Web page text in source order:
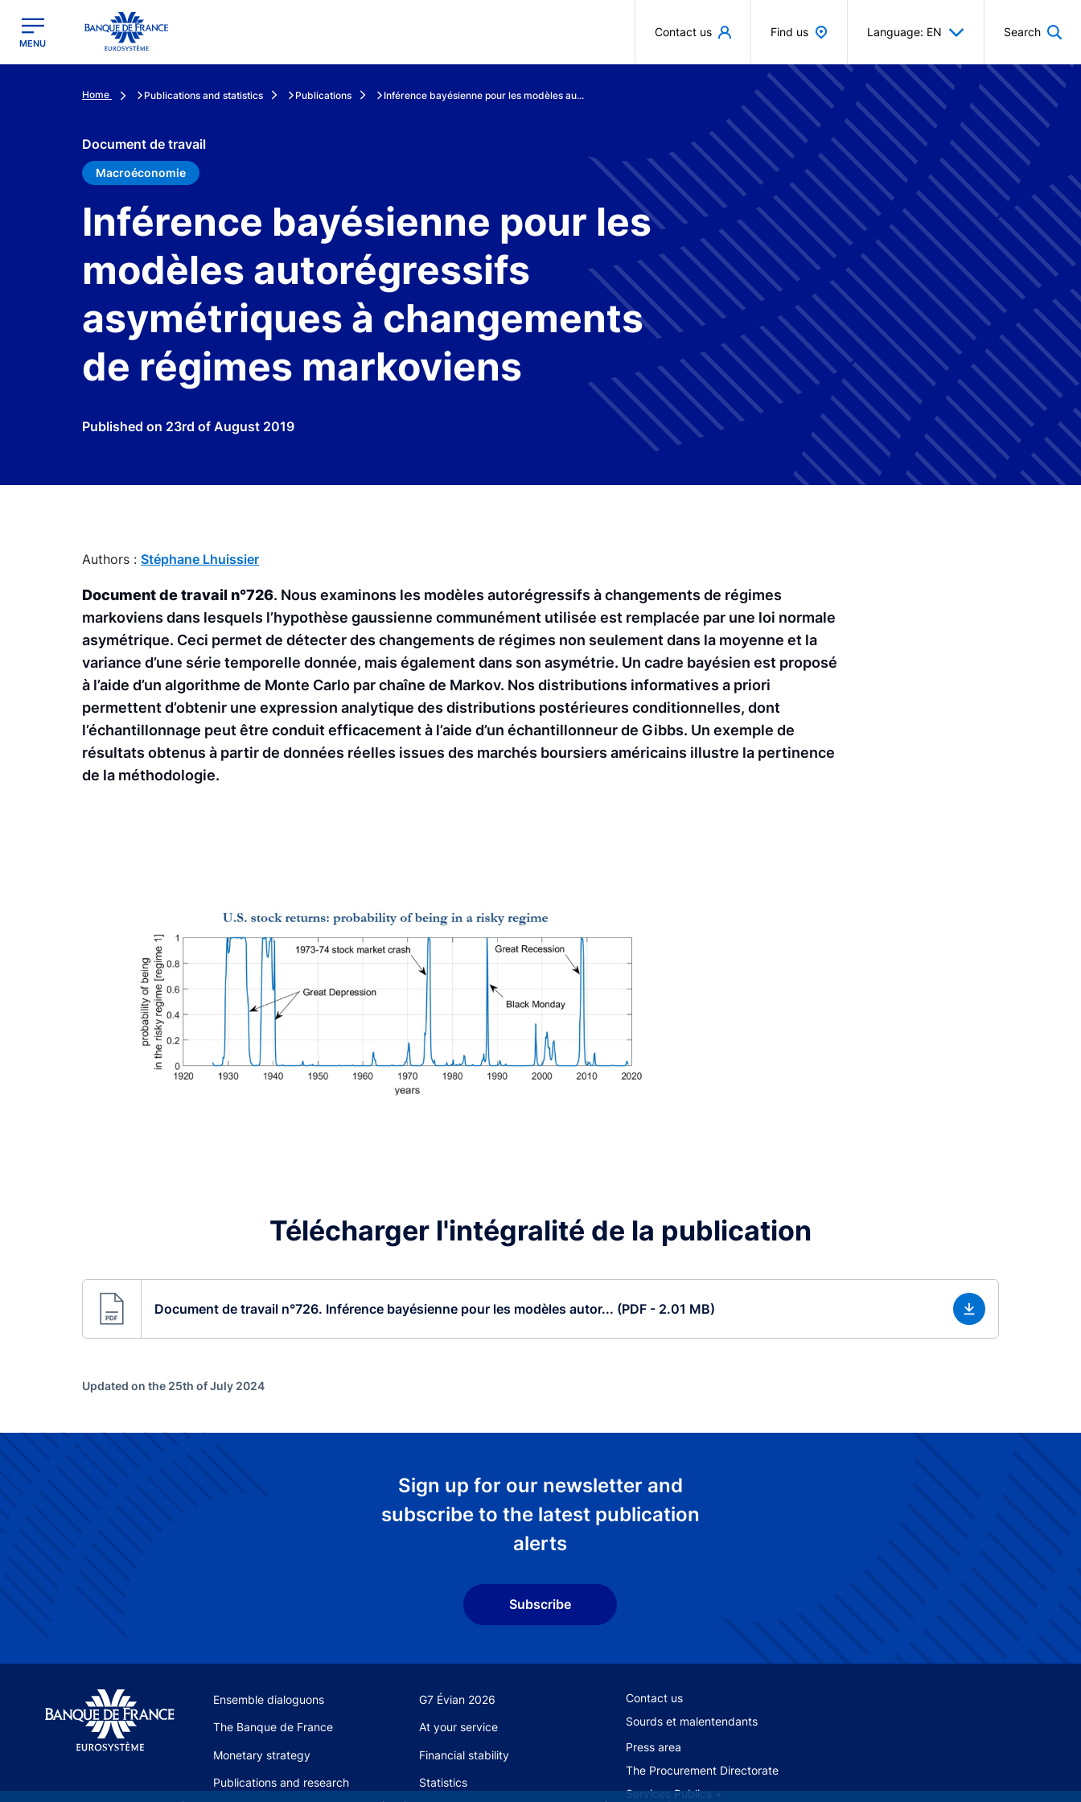
Banque de France - Menu Principal
MENU
Contact us Find us Language: EN Search
Home Publications and statistics Publications Inférence bayésienne pour les modèles au...
Document de travail
Macroéconomie
Inférence bayésienne pour les
modèles autorégressifs
asymétriques à changements
de régimes markoviens
Published on 23rd of August 2019
Authors : Stéphane Lhuissier
Document de travail n°726. Nous examinons les modèles autorégressifs à changements de régimes
markoviens dans lesquels l’hypothèse gaussienne communément utilisée est remplacée par une loi normale
asymétrique. Ceci permet de détecter des changements de régimes non seulement dans la moyenne et la
variance d’une série temporelle donnée, mais également dans son asymétrie. Un cadre bayésien est proposé
à l’aide d’un algorithme de Monte Carlo par chaîne de Markov. Nos distributions informatives a priori
permettent d’obtenir une expression analytique des distributions postérieures conditionnelles, dont
l’échantillonnage peut être conduit efficacement à l’aide d’un échantillonneur de Gibbs. Un exemple de
résultats obtenus à partir de données réelles issues des marchés boursiers américains illustre la pertinence
de la méthodologie.
Télécharger l'intégralité de la publication
Document de travail n°726. Inférence bayésienne pour les modèles autor... (PDF - 2.01 MB)
Updated on the 25th of July 2024
Sign up for our newsletter and
subscribe to the latest publication
alerts
Subscribe
Site navigation
Ensemble dialoguons G7 Évian 2026
The Banque de France At your service
Monetary strategy Financial stability
Publications and research Statistics
Footer secondary menu
Contact us
Sourds et malentendants
Press area
The Procurement Directorate
Services Publics +